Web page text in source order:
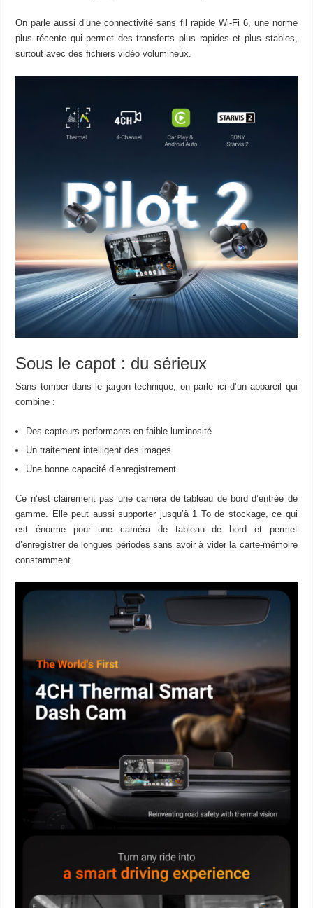
On parle aussi d’une connectivité sans fil rapide Wi-Fi 6, une norme
plus récente qui permet des transferts plus rapides et plus stables,
surtout avec des fichiers vidéo volumineux.
Sous le capot : du sérieux
Sans tomber dans le jargon technique, on parle ici d’un appareil qui
combine :
Des capteurs performants en faible luminosité
Un traitement intelligent des images
Une bonne capacité d’enregistrement
Ce n’est clairement pas une caméra de tableau de bord d’entrée de
gamme. Elle peut aussi supporter jusqu’à 1 To de stockage, ce qui
est énorme pour une caméra de tableau de bord et permet
d’enregistrer de longues périodes sans avoir à vider la carte-mémoire
constamment.